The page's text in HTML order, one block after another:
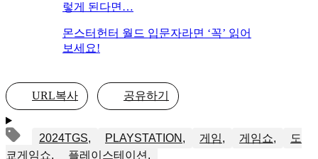
렇게 된다면…
몬스터헌터 월드 입문자라면 ‘꼭’ 읽어
보세요!
URL복사 공유하기
2024TGS PLAYSTATION 게임 게임쇼
도
쿄게임쇼
플레이스테이션